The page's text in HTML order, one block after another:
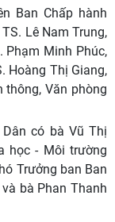
Ban Chấp hành
Lê Nam Trung,
Phạm Minh Phúc,
Hoàng Thị Giang,
thông, Văn phòng
có bà Vũ Thị
học - Môi trường
Trưởng ban Ban
bà Phan Thanh